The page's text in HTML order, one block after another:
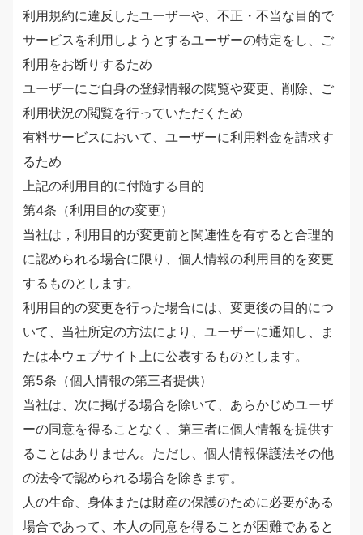
利用規約に違反したユーザーや、不正・不当な目的で
サービスを利用しようとするユーザーの特定をし、ご
利用をお断りするため
ユーザーにご自身の登録情報の閲覧や変更、削除、ご
利用状況の閲覧を行っていただくため
有料サービスにおいて、ユーザーに利用料金を請求す
るため
上記の利用目的に付随する目的
第4条（利用目的の変更）
当社は，利用目的が変更前と関連性を有すると合理的
に認められる場合に限り、個人情報の利用目的を変更
するものとします。
利用目的の変更を行った場合には、変更後の目的につ
いて、当社所定の方法により、ユーザーに通知し、ま
たは本ウェブサイト上に公表するものとします。
第5条（個人情報の第三者提供）
当社は、次に掲げる場合を除いて、あらかじめユーザ
ーの同意を得ることなく、第三者に個人情報を提供す
ることはありません。ただし、個人情報保護法その他
の法令で認められる場合を除きます。
人の生命、身体または財産の保護のために必要がある
場合であって、本人の同意を得ることが困難であると